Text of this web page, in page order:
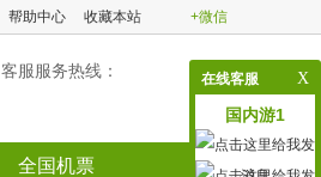
帮助中心 收藏本站 +微信
客服服务热线：
全国机票
X
在线客服
国内游1